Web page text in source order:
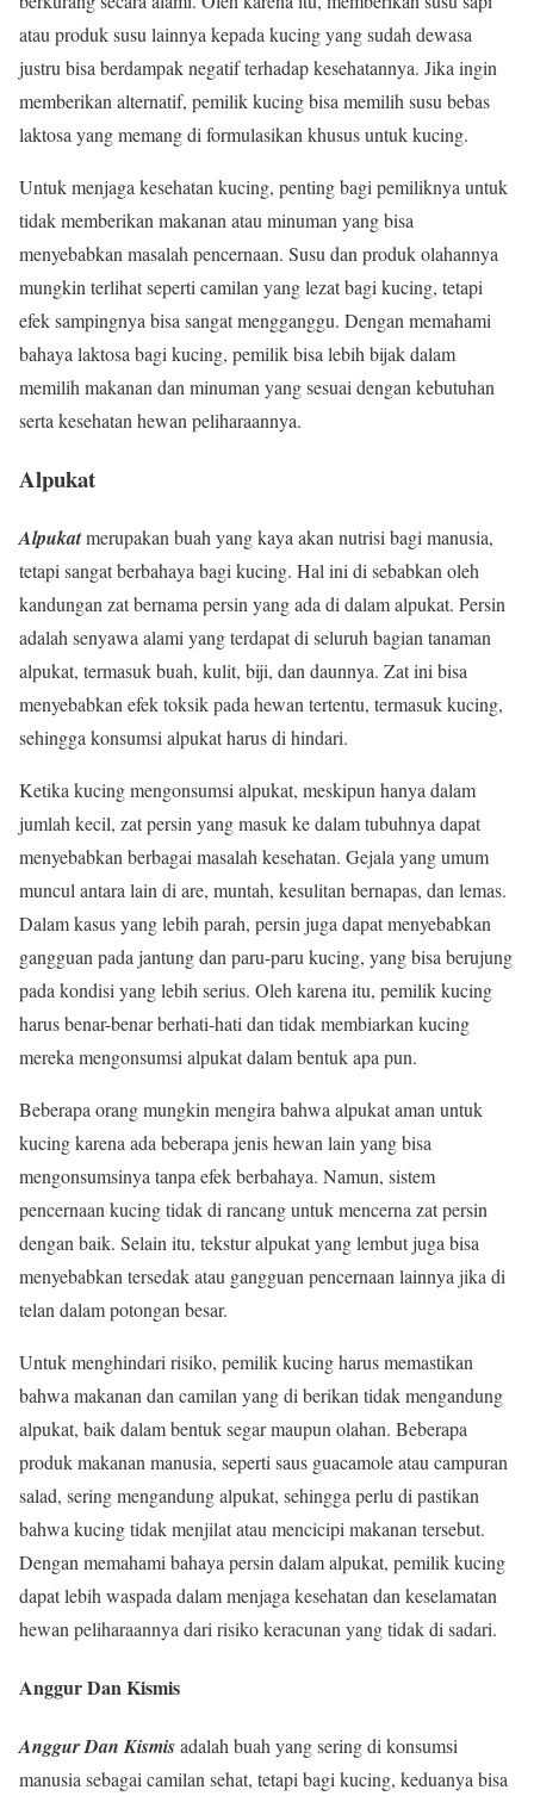
atau produk susu lainnya kepada kucing yang sudah dewasa
justru bisa berdampak negatif terhadap kesehatannya. Jika ingin
memberikan alternatif, pemilik kucing bisa memilih susu bebas
laktosa yang memang di formulasikan khusus untuk kucing.
Untuk menjaga kesehatan kucing, penting bagi pemiliknya untuk
tidak memberikan makanan atau minuman yang bisa
menyebabkan masalah pencernaan. Susu dan produk olahannya
mungkin terlihat seperti camilan yang lezat bagi kucing, tetapi
efek sampingnya bisa sangat mengganggu. Dengan memahami
bahaya laktosa bagi kucing, pemilik bisa lebih bijak dalam
memilih makanan dan minuman yang sesuai dengan kebutuhan
serta kesehatan hewan peliharaannya.
Alpukat
Alpukatmerupakan buah yang kaya akan nutrisi bagi manusia,
tetapi sangat berbahaya bagi kucing. Hal ini di sebabkan oleh
kandungan zat bernama persin yang ada di dalam alpukat. Persin
adalah senyawa alami yang terdapat di seluruh bagian tanaman
alpukat, termasuk buah, kulit, biji, dan daunnya. Zat ini bisa
menyebabkan efek toksik pada hewan tertentu, termasuk kucing,
sehingga konsumsi alpukat harus di hindari.
Ketika kucing mengonsumsi alpukat, meskipun hanya dalam
jumlah kecil, zat persin yang masuk ke dalam tubuhnya dapat
menyebabkan berbagai masalah kesehatan. Gejala yang umum
muncul antara lain di are, muntah, kesulitan bernapas, dan lemas.
Dalam kasus yang lebih parah, persin juga dapat menyebabkan
gangguan pada jantung dan paru-paru kucing, yang bisa berujung
pada kondisi yang lebih serius. Oleh karena itu, pemilik kucing
harus benar-benar berhati-hati dan tidak membiarkan kucing
mereka mengonsumsi alpukat dalam bentuk apa pun.
Beberapa orang mungkin mengira bahwa alpukat aman untuk
kucing karena ada beberapa jenis hewan lain yang bisa
mengonsumsinya tanpa efek berbahaya. Namun, sistem
pencernaan kucing tidak di rancang untuk mencerna zat persin
dengan baik. Selain itu, tekstur alpukat yang lembut juga bisa
menyebabkan tersedak atau gangguan pencernaan lainnya jika di
telan dalam potongan besar.
Untuk menghindari risiko, pemilik kucing harus memastikan
bahwa makanan dan camilan yang di berikan tidak mengandung
alpukat, baik dalam bentuk segar maupun olahan. Beberapa
produk makanan manusia, seperti saus guacamole atau campuran
salad, sering mengandung alpukat, sehingga perlu di pastikan
bahwa kucing tidak menjilat atau mencicipi makanan tersebut.
Dengan memahami bahaya persin dalam alpukat, pemilik kucing
dapat lebih waspada dalam menjaga kesehatan dan keselamatan
hewan peliharaannya dari risiko keracunan yang tidak di sadari.
Anggur Dan Kismis
Anggur Dan Kismisadalah buah yang sering di konsumsi
manusia sebagai camilan sehat, tetapi bagi kucing, keduanya bisa